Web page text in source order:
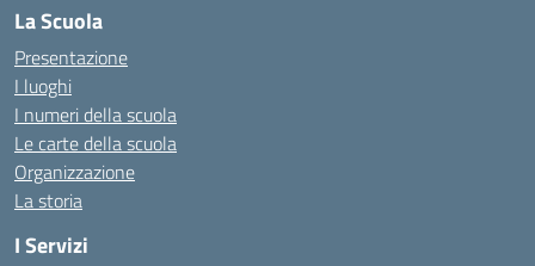
La Scuola
Presentazione
I luoghi
I numeri della scuola
Le carte della scuola
Organizzazione
La storia
I Servizi